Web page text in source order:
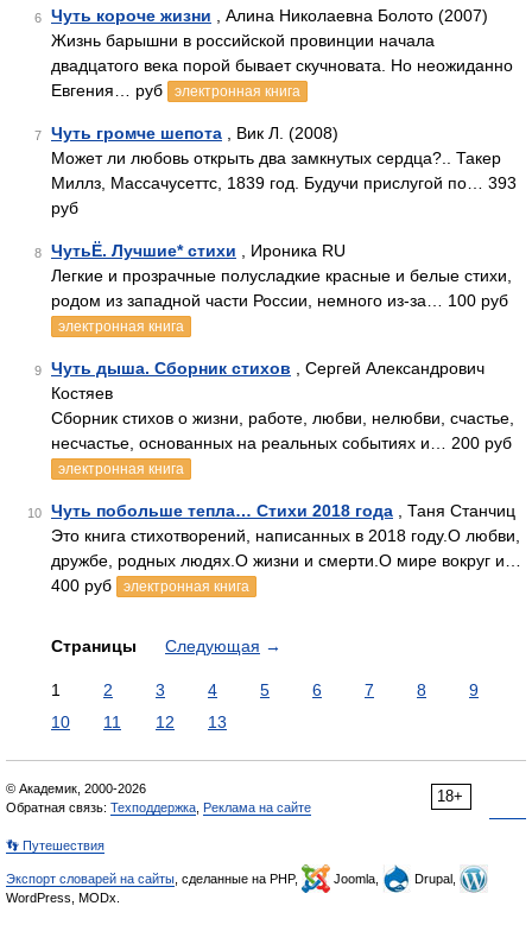
6 Чуть короче жизни , Алина Николаевна Болото (2007)
Жизнь барышни в российской провинции начала
двадцатого века порой бывает скучновата. Но неожиданно
Евгения… руб
электронная книга
7 Чуть громче шепота , Вик Л. (2008)
Может ли любовь открыть два замкнутых сердца?.. Такер
Миллз, Массачусеттс, 1839 год. Будучи прислугой по… 393
руб
8 ЧутьЁ. Лучшие* стихи , Ироника RU
Легкие и прозрачные полусладкие красные и белые стихи,
родом из западной части России, немного из-за… 100 руб
электронная книга
9 Чуть дыша. Сборник стихов , Сергей Александрович
Костяев
Сборник стихов о жизни, работе, любви, нелюбви, счастье,
несчастье, основанных на реальных событиях и… 200 руб
электронная книга
10 Чуть побольше тепла… Стихи 2018 года , Таня Станчиц
Это книга стихотворений, написанных в 2018 году.О любви,
дружбе, родных людях.О жизни и смерти.О мире вокруг и…
400 руб
электронная книга
Страницы Следующая →
1 2 3 4 5 6 7 8
9
10
11 12 13
18+
© Академик, 2000-2026
Обратная связь: Техподдержка Реклама на сайте
👣 Путешествия
Экспорт словарей на сайты , сделанные на PHP, Joomla,
Drupal,
WordPress, MODx.